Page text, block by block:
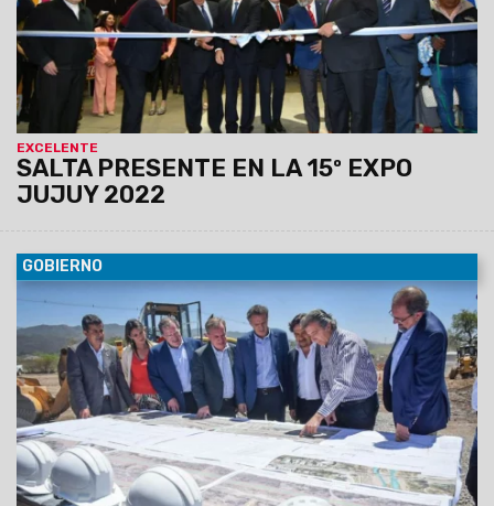
EXCELENTE
SALTA PRESENTE EN LA 15º EXPO
JUJUY 2022
GOBIERNO
09/10/2022
En la ciudad de Salta y en el interior se
ejecutan obras importantes para los vecinos. Esta semana
se firmaron convenios y se realizaron anuncios.